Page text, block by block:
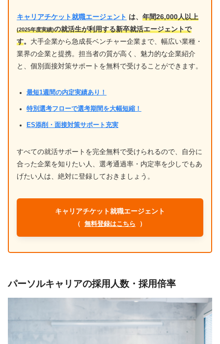
キャリアチケット就職エージェント は、 年間26,000人以上
(2025年度実績)の就活生が利用する新卒就活エージェントで
す。 大手企業から急成長ベンチャー企業まで、幅広い業種・
業界の企業と提携。担当者の質が高く、魅力的な企業紹介
と、個別面接対策サポートを無料で受けることができます。
最短1週間の内定実績あり！
特別選考フローで選考期間を大幅短縮！
ES添削・面接対策サポート充実
すべての就活サポートを完全無料で受けられるので、自分に
合った企業を知りたい人、選考通過率・内定率を少しでもあ
げたい人は、絶対に登録しておきましょう。
キャリアチケット就職エージェント
（ 無料登録はこちら ）
パーソルキャリアの採用人数・採用倍率